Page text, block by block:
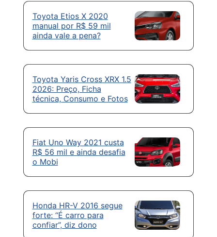
Toyota Etios X 2020
manual por R$ 59 mil
ainda vale a pena?
Toyota Yaris Cross XRX 1.5
2026: Preço, Ficha
técnica, Consumo e Fotos
Fiat Uno Way 2021 custa
R$ 56 mil e ainda desafia
o Mobi
Honda HR-V 2016 segue
forte: “É carro para
confiar”, diz dono